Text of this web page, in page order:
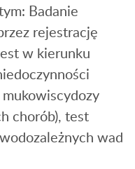
Badanie
rejestrację
est w kierunku
chorób), test
wad